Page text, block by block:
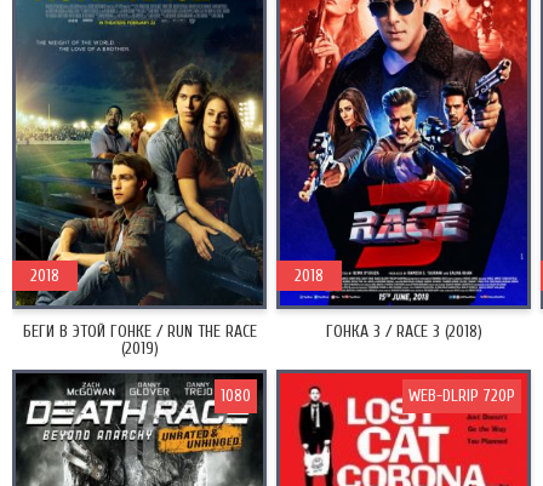
БЕГИ В ЭТОЙ ГОНКЕ / RUN THE RACE
(2019)
2018
ГОНКА 3 / RACE 3 (2018)
2018
1080 WEB-DLRIP 720P